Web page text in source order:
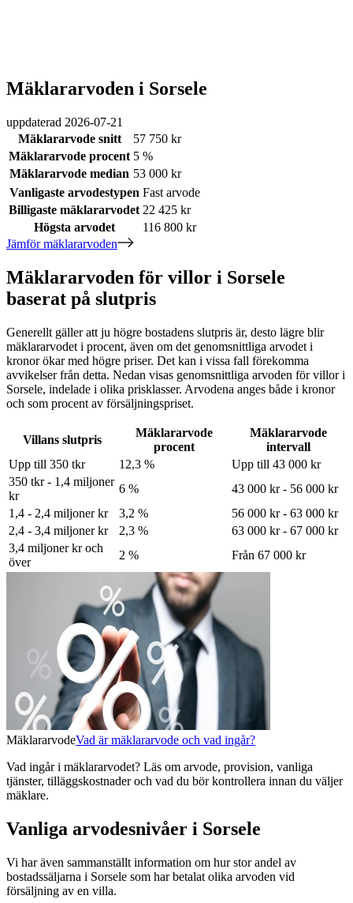
Mäklararvoden i Sorsele
uppdaterad 2026-07-21
Mäklararvode snitt
57 750 kr
Mäklararvode procent 5 %
Mäklararvode median 53 000 kr
Vanligaste arvodestypen Fast arvode
Billigaste mäklararvodet 22 425 kr
Högsta arvodet
116 800 kr
Jämför mäklararvoden
Mäklararvoden för villor i Sorsele
baserat på slutpris
Generellt gäller att ju högre bostadens slutpris är, desto lägre blir
mäklararvodet i procent, även om det genomsnittliga arvodet i
kronor ökar med högre priser. Det kan i vissa fall förekomma
avvikelser från detta. Nedan visas genomsnittliga arvoden förvillori
Sorsele, indelade i olika prisklasser. Arvodena anges både i kronor
och som procent av försäljningspriset.
Villans slutpris
Mäklararvode
procent
Mäklararvode
intervall
Upp till 350 tkr
12,3 %
Upp till 43 000 kr
350 tkr - 1,4 miljoner
kr
6 %
43 000 kr - 56 000 kr
1,4 - 2,4 miljoner kr
3,2 %
56 000 kr - 63 000 kr
2,4 - 3,4 miljoner kr
2,3 %
63 000 kr - 67 000 kr
3,4 miljoner kr och
över
2 % Från 67 000 kr
MäklararvodeVad är mäklararvode och vad ingår?
Vad ingår i mäklararvodet? Läs om arvode, provision, vanliga
tjänster, tilläggskostnader och vad du bör kontrollera innan du väljer
mäklare.
Vanliga arvodesnivåer i Sorsele
Vi har även sammanställt information om hur stor andel av
bostadssäljarna i Sorsele som har betalat olika arvoden vid
försäljning av en villa.